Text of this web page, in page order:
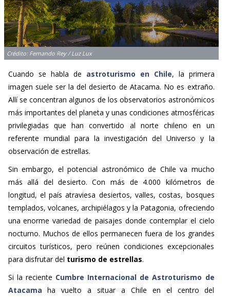
Crédito: Fernando Rey / Luz Lux
Cuando se habla de astroturismo en Chile, la primera
imagen suele ser la del desierto de Atacama. No es extraño.
Allí se concentran algunos de los observatorios astronómicos
más importantes del planeta y unas condiciones atmosféricas
privilegiadas que han convertido al norte chileno en un
referente mundial para la investigación del Universo y la
observación de estrellas.
Sin embargo, el potencial astronómico de Chile va mucho
más allá del desierto. Con más de 4.000 kilómetros de
longitud, el país atraviesa desiertos, valles, costas, bosques
templados, volcanes, archipiélagos y la Patagonia, ofreciendo
una enorme variedad de paisajes donde contemplar el cielo
nocturno. Muchos de ellos permanecen fuera de los grandes
circuitos turísticos, pero reúnen condiciones excepcionales
para disfrutar del turismo de estrellas.
Si la reciente Cumbre Internacional de Astroturismo de
Atacama ha vuelto a situar a Chile en el centro del